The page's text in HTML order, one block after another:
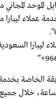
الموحد
عملاء
ليبارا
الخاصة
خلال جميع